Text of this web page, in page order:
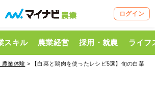
ログイン
スキル 農業経営 採用・就農 ライフ
農業体験 > 【白菜と鶏肉を使ったレシピ5選】旬の白菜